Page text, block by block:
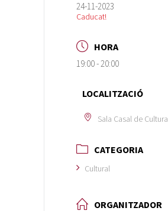
24-11-2023
Caducat!
HORA
19:00 - 20:00
LOCALITZACIÓ
Sala Casal de Cultura
CATEGORIA
Cultural
ORGANITZADOR